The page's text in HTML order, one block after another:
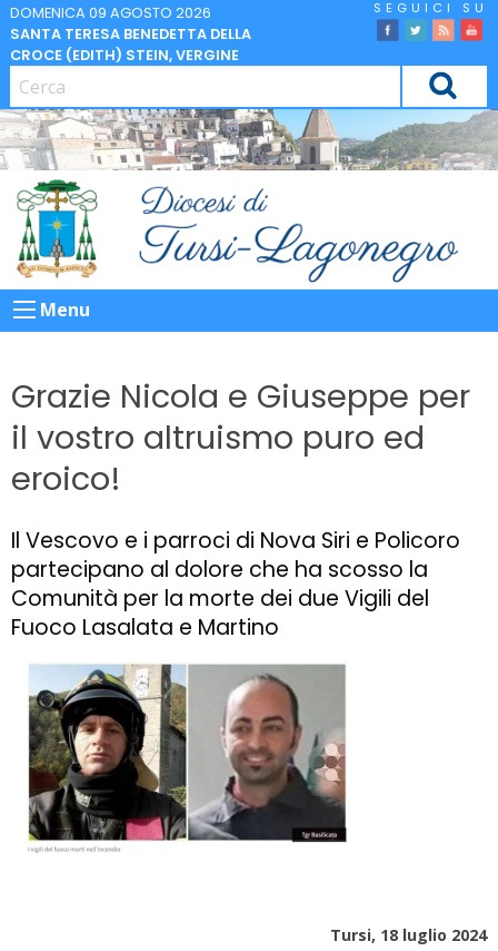
Skip
to
content
DOMENICA 09 AGOSTO 2026
SANTA TERESA BENEDETTA DELLA
CROCE (EDITH) STEIN, VERGINE
facebook
Twitter
Feed
CERCA
Menu
Grazie Nicola e Giuseppe per
il vostro altruismo puro ed
eroico!
Il Vescovo e i parroci di Nova Siri e Policoro
partecipano al dolore che ha scosso la
Comunità per la morte dei due Vigili del
Fuoco Lasalata e Martino
Tursi, 18 luglio 2024